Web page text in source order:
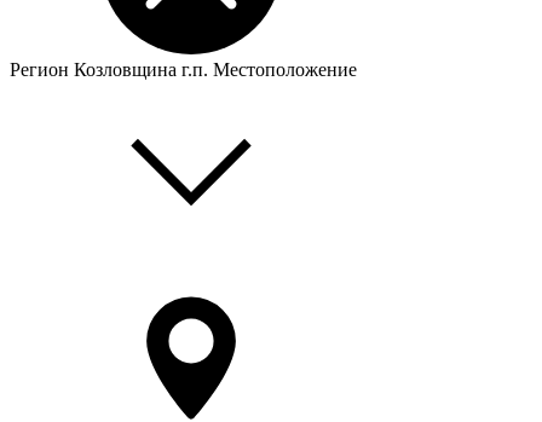
Регион Козловщина г.п. Местоположение